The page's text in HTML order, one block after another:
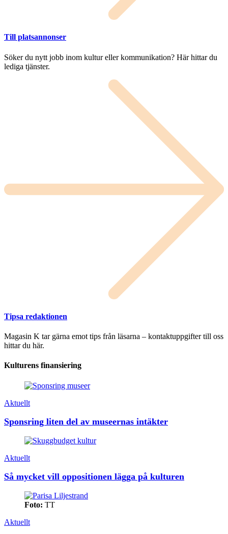
Till platsannonser
Söker du nytt jobb inom kultur eller kommunikation? Här hittar du
lediga tjänster.
Tipsa redaktionen
Magasin K tar gärna emot tips från läsarna – kontaktuppgifter till oss
hittar du här.
Kulturens finansiering
Aktuellt
Sponsring liten del av museernas intäkter
Aktuellt
Så mycket vill oppositionen lägga på kulturen
Foto: TT
Aktuellt